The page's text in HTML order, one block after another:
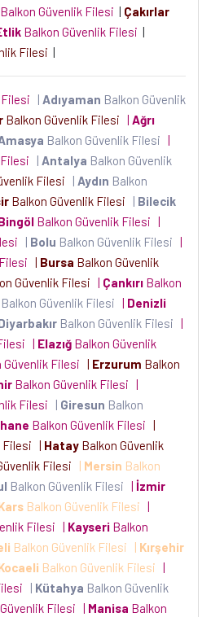
Balkon Güvenlik Filesi | Çakırlar
Balkon Güvenlik Filesi |
Filesi |
| Adıyaman Balkon Güvenlik
Balkon Güvenlik Filesi | Ağrı
Balkon Güvenlik Filesi |
| Antalya Balkon Güvenlik
Filesi | Aydın Balkon
Balkon Güvenlik Filesi | Bilecik
Balkon Güvenlik Filesi |
| Bolu Balkon Güvenlik Filesi |
| Bursa Balkon Güvenlik
Güvenlik Filesi | Çankırı Balkon
Balkon Güvenlik Filesi | Denizli
Balkon Güvenlik Filesi |
| Elazığ Balkon Güvenlik
Güvenlik Filesi | Erzurum Balkon
Balkon Güvenlik Filesi |
Filesi | Giresun Balkon
Balkon Güvenlik Filesi |
Filesi | Hatay Balkon Güvenlik
Filesi | Mersin Balkon
Balkon Güvenlik Filesi | İzmir
Balkon Güvenlik Filesi |
Filesi | Kayseri Balkon
Balkon Güvenlik Filesi | Kırşehir
Balkon Güvenlik Filesi |
| Kütahya Balkon Güvenlik
Filesi | Manisa Balkon